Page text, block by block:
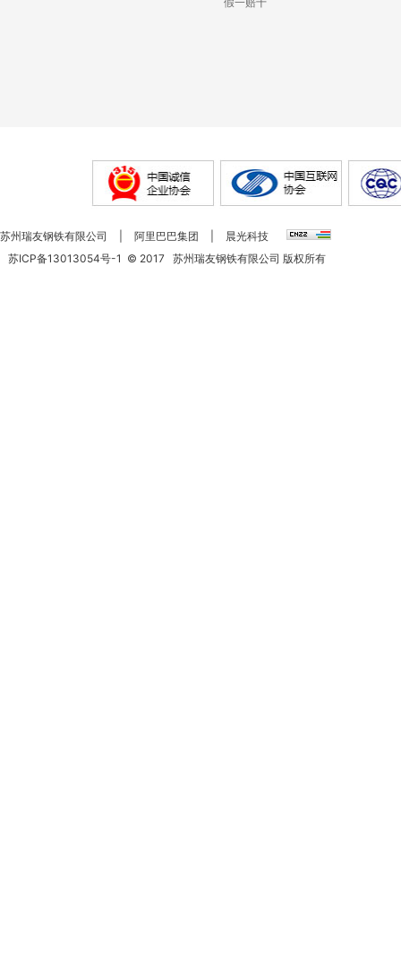
苏州瑞友钢铁有限公司 阿里巴巴集团
晨光科技
苏ICP备13013054号-1 © 2017 苏州瑞友钢铁有限公司 版权所有